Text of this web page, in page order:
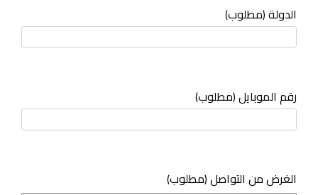
الدولة (مطلوب)
رقم الموبايل (مطلوب)
(مطلوب) الغرض من التواصل